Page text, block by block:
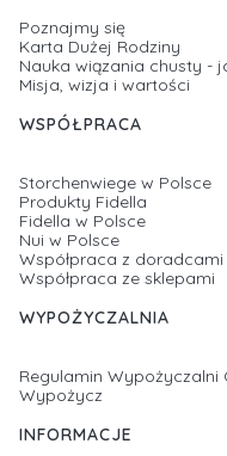
Poznajmy się
Karta Dużej Rodziny
Nauka wiązania chusty -
Misja, wizja i wartości
WSPÓŁPRACA
Storchenwiege w Polsce
Produkty Fidella
Fidella w Polsce
Nui w Polsce
Współpraca z
Współpraca ze sklepami
WYPOŻYCZALNIA
Regulamin Wypożyczalni
Wypożycz
INFORMACJE